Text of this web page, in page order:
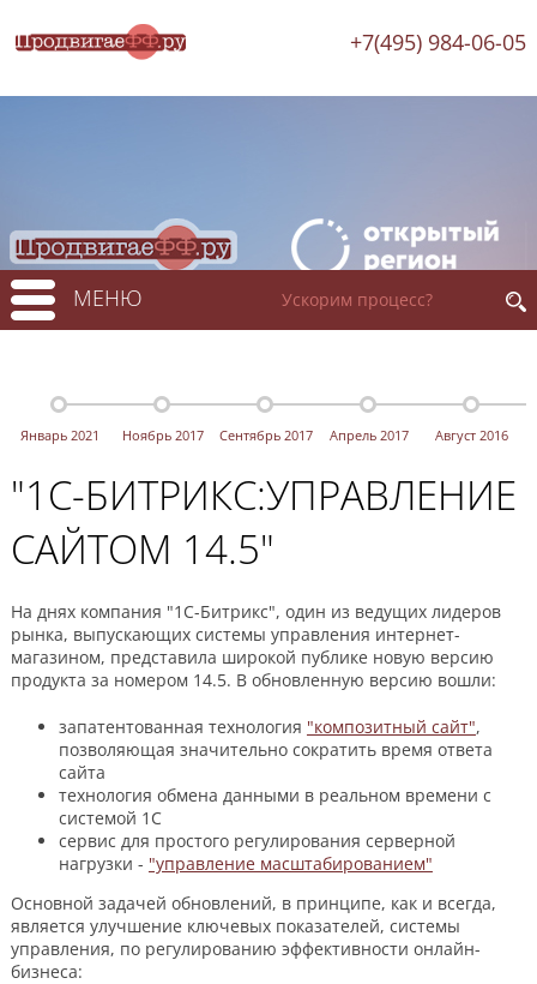
+7(495) 984-06-05
МЕНЮ
Январь 2021 Ноябрь 2017 Сентябрь 2017 Апрель 2017 Август 2016
"1С-БИТРИКС:УПРАВЛЕНИЕ
САЙТОМ 14.5"
На днях компания "1С-Битрикс", один из ведущих лидеров
рынка, выпускающих системы управления интернет-
магазином, представила широкой публике новую версию
продукта за номером 14.5. В обновленную версию вошли:
запатентованная технология "композитный сайт",
позволяющая значительно сократить время ответа
сайта
технология обмена данными в реальном времени с
системой 1C
сервис для простого регулирования серверной
нагрузки - "управление масштабированием"
Основной задачей обновлений, в принципе, как и всегда,
является улучшение ключевых показателей, системы
управления, по регулированию эффективности онлайн-
бизнеса: